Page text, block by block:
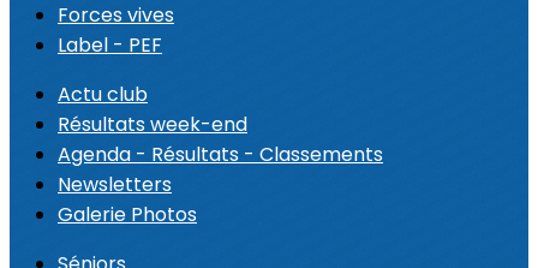
Forces vives
Label - PEF
Actu club
Résultats week-end
Agenda - Résultats - Classements
Newsletters
Galerie Photos